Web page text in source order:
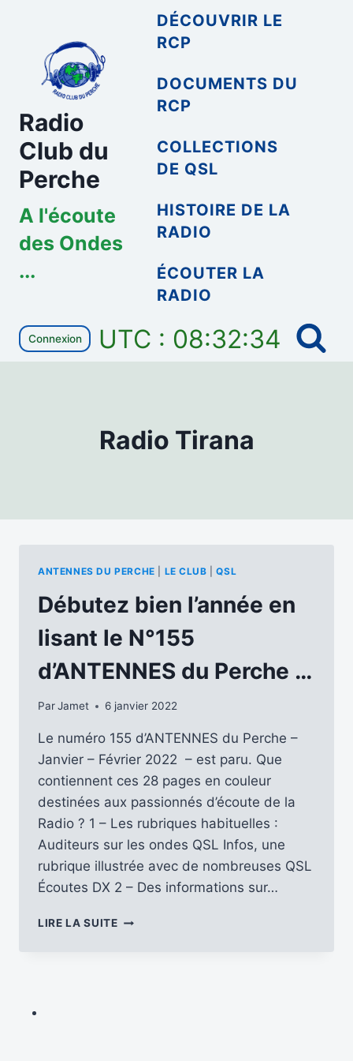
contenu
Radio
Club du
Perche
A l'écoute
des Ondes
...
DÉCOUVRIR LE
RCP
DOCUMENTS DU
RCP
COLLECTIONS
DE QSL
HISTOIRE DE LA
RADIO
ÉCOUTER LA
RADIO
Connexion UTC : 08:32:34
Radio Tirana
ANTENNES DU PERCHE LE CLUB |QSL
Débutez bien l’année en
lisant le N°155
d’ANTENNES du Perche …
ParJamet 6 janvier 2022
Le numéro 155 d’ANTENNES du Perche –
Janvier – Février 2022 – est paru. Que
contiennent ces 28 pages en couleur
destinées aux passionnés d’écoute de la
Radio ? 1 – Les rubriques habituelles :
Auditeurs sur les ondes QSL Infos, une
rubrique illustrée avec de nombreuses QSL
Écoutes DX 2 – Des informations sur…
LIRE LA SUITEDÉBUTEZ